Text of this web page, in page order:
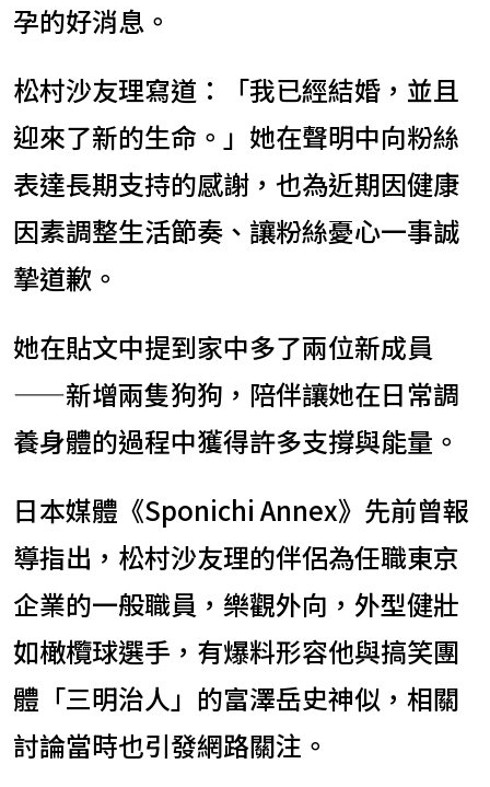
孕的好消息。
松村沙友理寫道：「我已經結婚，並且
迎來了新的生命。」她在聲明中向粉絲
表達長期支持的感謝，也為近期因健康
因素調整生活節奏、讓粉絲憂心一事誠
摯道歉。
她在貼文中提到家中多了兩位新成員
——新增兩隻狗狗，陪伴讓她在日常調
養身體的過程中獲得許多支撐與能量。
日本媒體《Sponichi Annex》先前曾報
導指出，松村沙友理的伴侶為任職東京
企業的一般職員，樂觀外向，外型健壯
如橄欖球選手，有爆料形容他與搞笑團
體「三明治人」的富澤岳史神似，相關
討論當時也引發網路關注。